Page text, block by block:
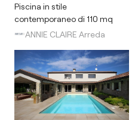
Piscina in stile
contemporaneo di 110 mq
ANNIE CLAIRE Arreda